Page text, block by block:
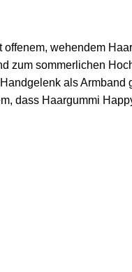
wehendem
zum sommerlichen
als
dass Haargummi